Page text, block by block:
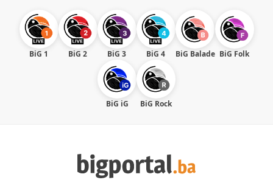
BiG 1 BiG 2 BiG 3 BiG 4 BiG Balade BiG Folk
BiG iG BiG Rock